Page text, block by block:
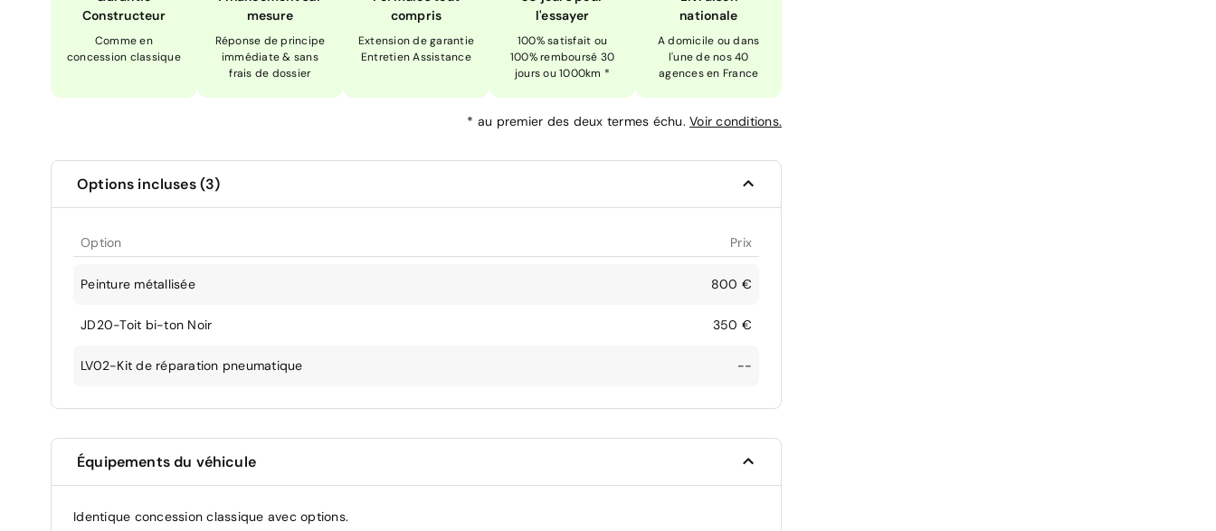
Constructeur
Comme en
concession classique
mesure
Réponse de principe
immédiate & sans
frais de dossier
compris
Extension de garantie
Entretien Assistance
l'essayer
100% satisfait ou
100% remboursé 30
jours ou 1000km *
nationale
A domicile ou dans
l'une de nos 40
agences en France
* au premier des deux termes échu. Voir conditions.
Options incluses (3)
Option Prix
Peinture métallisée 800 €
JD20-Toit bi-ton Noir 350 €
LV02-Kit de réparation pneumatique --
Équipements du véhicule
Identique concession classique avec options.